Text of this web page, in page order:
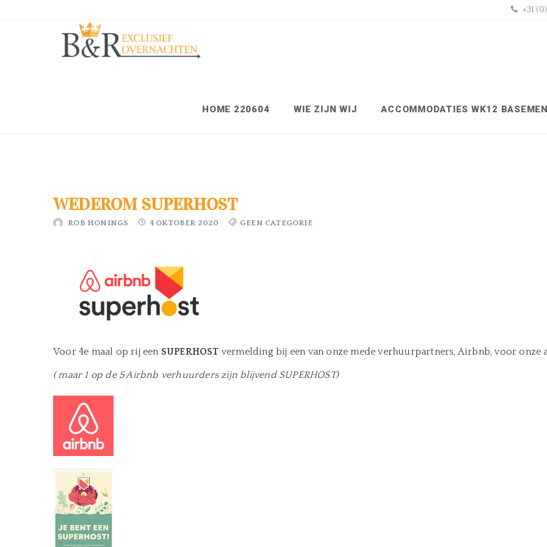
+31
HOME 220604 WIE ZIJN WIJ ACCOMMODATIES WK12
WEDEROM SUPERHOST
ROB HONINGS 4 OKTOBER 2020 GEEN CATEGORIE
Voor 4e maal op rij een SUPERHOST vermelding bij een van onze mede verhuurpartners, Airbnb, voor onze
( maar 1 op de 5 Airbnb verhuurders zijn blijvend SUPERHOST)